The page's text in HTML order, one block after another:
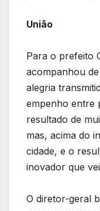
União
Para o prefeito
acompanhou
alegria
empenho entre
resultado de
mas, acima do
cidade, e o
inovador que
O diretor-geral